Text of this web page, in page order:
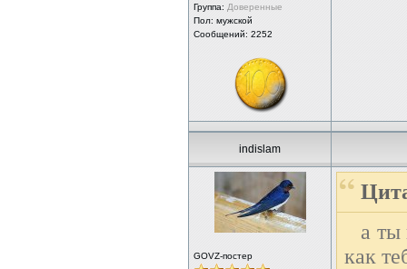
Группа: Доверенные
Пол: мужской
Сообщений: 2252
indislam
GOVZ-постер
а ты
как